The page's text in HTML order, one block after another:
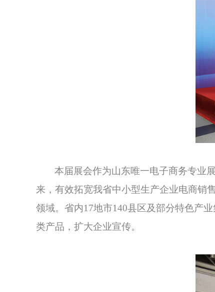
本届展会作为山东唯一电子商务专业
来，有效拓宽我省中小型生产企业电商销
领域。省内17地市140县区及部分特色产
类产品，扩大企业宣传。